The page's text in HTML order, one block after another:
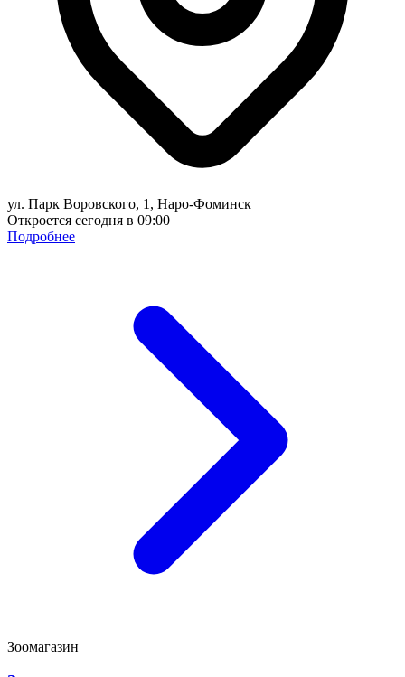
ул. Парк Воровского, 1, Наро-Фоминск
Откроется сегодня в 09:00
Подробнее
Зоомагазин